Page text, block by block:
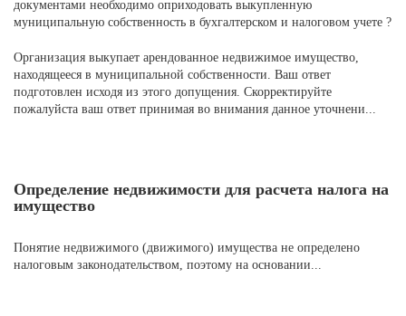
документами необходимо оприходовать выкупленную
муниципальную собственность в бухгалтерском и налоговом учете ?
Организация выкупает арендованное недвижимое имущество,
находящееся в муниципальной собственности. Ваш ответ
подготовлен исходя из этого допущения. Скорректируйте
пожалуйста ваш ответ принимая во внимания данное уточнени...
Определение недвижимости для расчета налога на
имущество
Понятие недвижимого (движимого) имущества не определено
налоговым законодательством, поэтому на основании...